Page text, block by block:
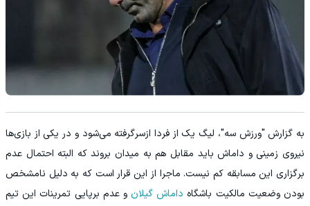
به گزارش "ورزش ‌سه"، لیگ یک از فردا ازسرگرفته می‌شود و در یکی از بازی‌ها
نیروی زمینی و داماش باید مقابل هم به میدان بروند که البته احتمال عدم
برگزاری این مسابقه کم نیست. ماجرا از این قرار است که به ‌دلیل نامشخص
بودن وضعیت مالکیت باشگاه داماش گیلانو عدم ‌برپایی تمرینات این تیم